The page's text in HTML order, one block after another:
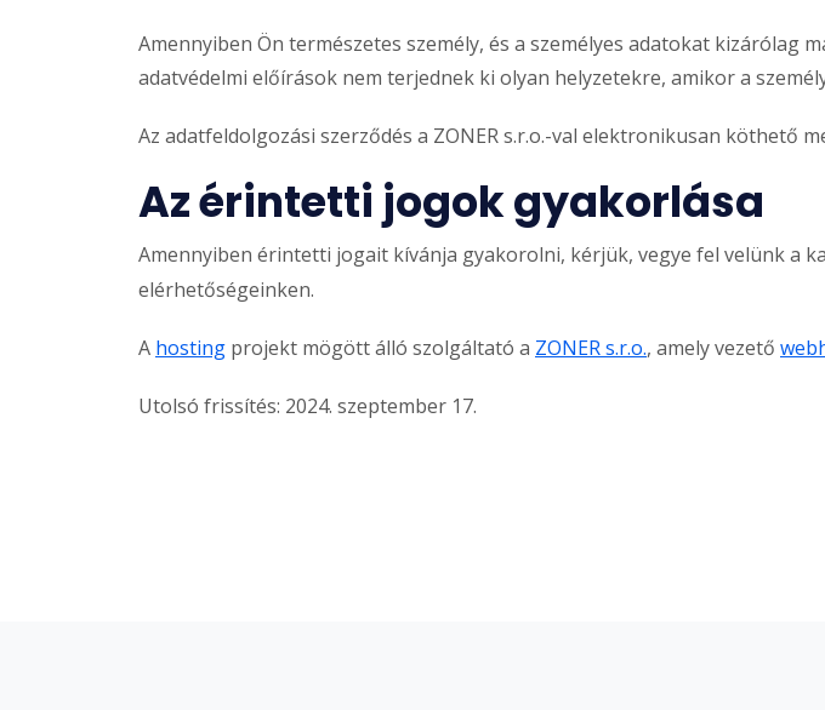
Amennyiben Ön természetes személy, és a személyes adatokat kizárólag
adatvédelmi előírások nem terjednek ki olyan helyzetekre, amikor a
Az adatfeldolgozási szerződés a ZONER s.r.o.-val elektronikusan köthető
Az érintetti jogok gyakorlása
Amennyiben érintetti jogait kívánja gyakorolni, kérjük, vegye fel velünk a
elérhetőségeinken.
A hosting projekt mögött álló szolgáltató a ZONER s.r.o., amely vezető
Utolsó frissítés: 2024. szeptember 17.